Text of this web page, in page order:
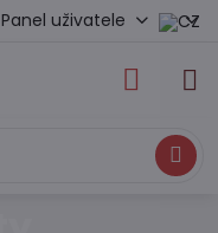
Panel uživatele
Hledat